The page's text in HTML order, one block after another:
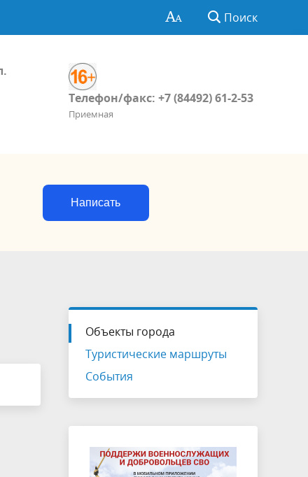
Поиск
Телефон/факс: +7 (84492) 61-2-53
Приемная
Написать
Объекты города
Туристические маршруты
События